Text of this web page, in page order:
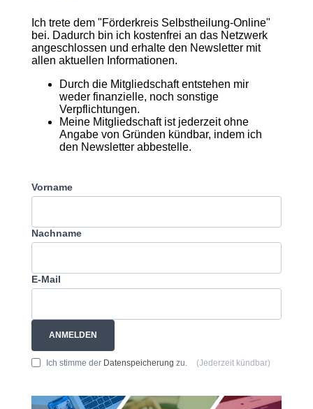
Ich trete dem "Förderkreis Selbstheilung-Online"
bei. Dadurch bin ich kostenfrei an das Netzwerk
angeschlossen und erhalte den Newsletter mit
allen aktuellen Informationen.
Durch die Mitgliedschaft entstehen mir
weder finanzielle, noch sonstige
Verpflichtungen.
Meine Mitgliedschaft ist jederzeit ohne
Angabe von Gründen kündbar, indem ich
den Newsletter abbestelle.
Vorname
Nachname
E-Mail
ANMELDEN
Ich stimme der Datenspeicherung zu. (Jederzeit kündbar)